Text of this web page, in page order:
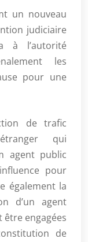
un nouveau
judiciaire
à l’autorité
les
pour une
de trafic
qui
agent public
pour
également la
d’un agent
engagées
de